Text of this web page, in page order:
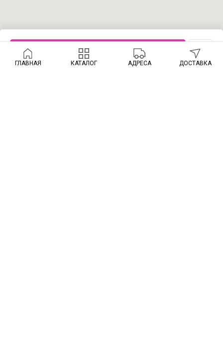
ГЛАВНАЯ КАТАЛОГ АДРЕСА ДОСТАВКА
купить сейчас